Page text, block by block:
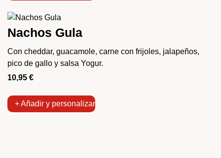
Nachos Gula
Con cheddar, guacamole, carne con frijoles, jalapeños,
pico de gallo y salsa Yogur.
10,95 €
+ Añadir y personalizar